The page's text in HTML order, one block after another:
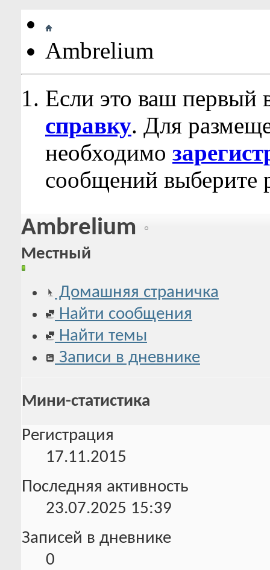
Ambrelium
Если это ваш первый
справку. Для
необходимо
сообщений выберите
Ambrelium
Местный
Домашняя страничка
Найти сообщения
Найти темы
Записи в дневнике
Мини-статистика
Регистрация
17.11.2015
Последняя активность
23.07.2025 15:39
Записей в дневнике
0